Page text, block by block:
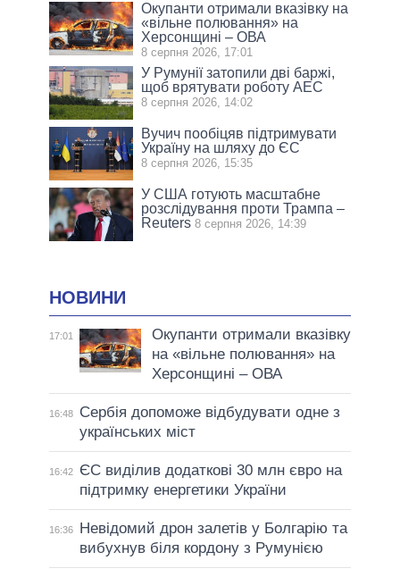
Окупанти отримали вказівку на
«вільне полювання» на
Херсонщині – ОВА
8 серпня 2026, 17:01
У Румунії затопили дві баржі,
щоб врятувати роботу АЕС
8 серпня 2026, 14:02
Вучич пообіцяв підтримувати
Україну на шляху до ЄС
8 серпня 2026, 15:35
У США готують масштабне
розслідування проти Трампа –
Reuters 8 серпня 2026, 14:39
НОВИНИ
17:01
Окупанти отримали вказівку
на «вільне полювання» на
Херсонщині – ОВА
16:48
Сербія допоможе відбудувати одне з
українських міст
16:42
ЄС виділив додаткові 30 млн євро на
підтримку енергетики України
16:36
Невідомий дрон залетів у Болгарію та
вибухнув біля кордону з Румунією